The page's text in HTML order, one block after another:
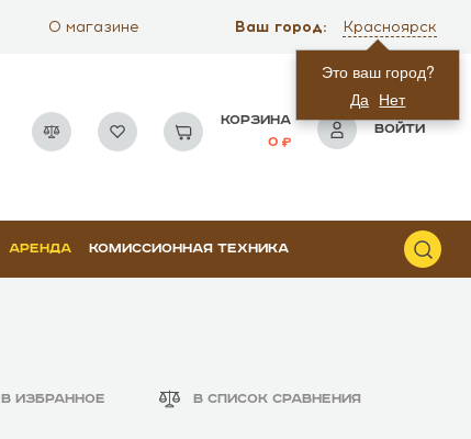
О магазине Ваш город:
Это ваш город?
Да Нет
Красноярск
КОРЗИНА
0
ВОЙТИ
АРЕНДА КОМИССИОННАЯ ТЕХНИКА
В ИЗБРАННОЕ В СПИСОК СРАВНЕНИЯ